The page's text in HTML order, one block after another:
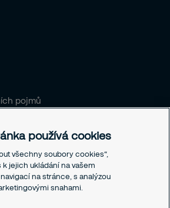
pojmů
používá cookies
všechny soubory cookies“,
jejich ukládání na vašem
na stránce, s analýzou
snahami.